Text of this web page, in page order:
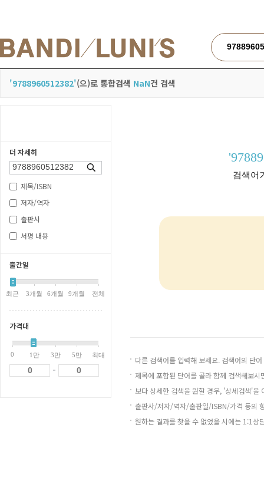
검색
'9788960512382'(으)로 통합검색 NaN건 검색
더 자세히
검색
제목/ISBN
저자/역자
출판사
서평 내용
출간일
최근 3개월 6개월 9개월 전체
가격대
0 1만 3만 5만 최대
-
검색어
다른 검색어를 입력해 보세요. 검색어의 단
제목에 포함된 단어를 골라 함께 검색해보시
보다 상세한 검색을 원할 경우, '상세검색'을
출판사/저자/역자/출판일/ISBN/가격 등의
원하는 결과를 찾을 수 없었을 시에는 1:1상